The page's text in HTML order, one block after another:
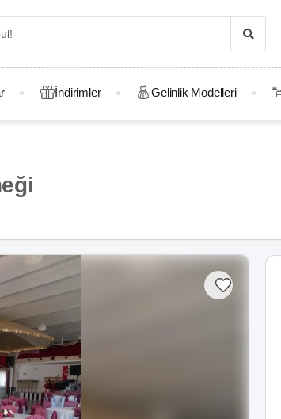
İndirimler Gelinlik Modelleri